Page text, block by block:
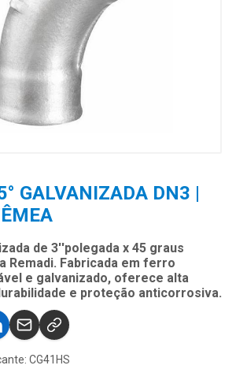
GALVANIZADA DN3 |
de 3''polegada x 45 graus
Remadi. Fabricada em ferro
e galvanizado, oferece alta
e proteção anticorrosiva.
CG41HS